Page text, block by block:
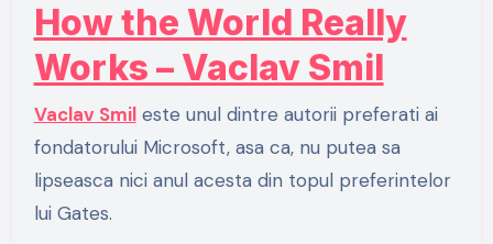
How the World Really
Works – Vaclav Smil
Vaclav Smileste unul dintre autorii preferati ai
fondatorului Microsoft, asa ca, nu putea sa
lipseasca nici anul acesta din topul preferintelor
lui Gates.